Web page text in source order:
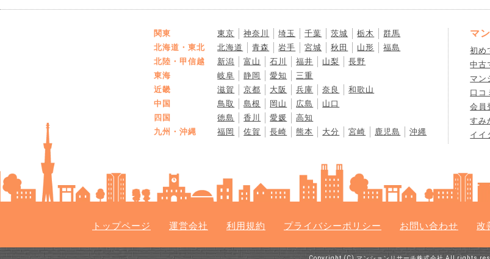
聞いたのですが、現状を調べる方法や、売り出すにあたって注意しておくべき点
えていただけますか。
関東 東京 神奈川 埼玉 千葉 茨城 栃木
群馬
北海道・東北
北海道 青森 岩手 宮城 秋田 山形
福島
北陸・甲信越
新潟 富山 石川 福井 山梨
長野
東海
岐阜 静岡 愛知
三重
近畿
滋賀 京都 大阪 兵庫 奈良
和歌山
中国
鳥取 島根 岡山 広島
山口
四国
徳島 香川 愛媛
高知
九州・沖縄
福岡 佐賀 長崎 熊本 大分 宮崎 鹿児島 沖縄
マ
初め
中古
マン
口コ
会員
すみ
イイ
トップページ 運営会社 利用規約 プライバシーポリシー お問い合わせ 改